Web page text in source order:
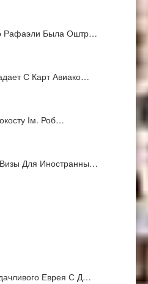
Рафаэли Была Оштр…
С Карт Авиако…
Ім. Роб…
Для Иностранны…
Еврея С Д…